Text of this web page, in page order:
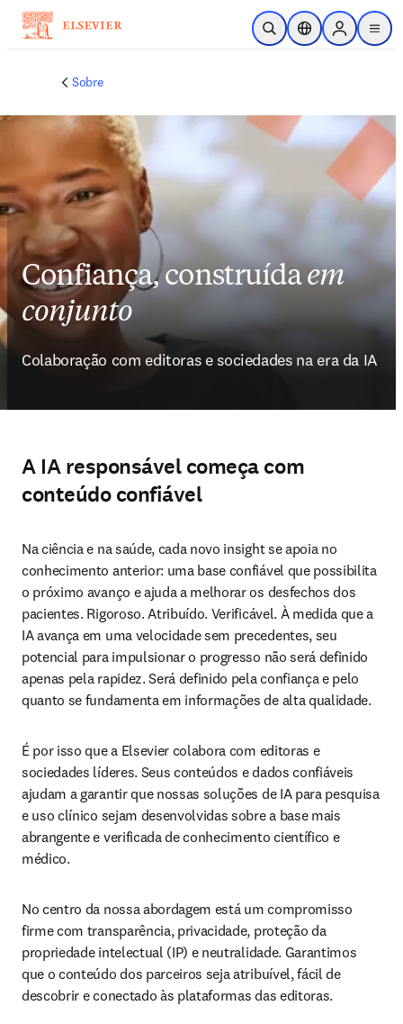
Ir para o conteúdo principal
Pesquisa aberta
Seletor deSign in to
menu
Sobre
Confiança, construídaem
conjunto
Colaboração com editoras e sociedades na era da IA
A IA responsável começa com
conteúdo confiável
Na ciência e na saúde, cada novo insight se apoia no
conhecimento anterior: uma base confiável que possibilita
o próximo avanço e ajuda a melhorar os desfechos dos
pacientes. Rigoroso. Atribuído. Verificável. À medida que a
IA avança em uma velocidade sem precedentes, seu
potencial para impulsionar o progresso não será definido
apenas pela rapidez. Será definido pela confiança e pelo
quanto se fundamenta em informações de alta qualidade.
É por isso que a Elsevier colabora com editoras e
sociedades líderes. Seus conteúdos e dados confiáveis
ajudam a garantir que nossas soluções de IA para pesquisa
e uso clínico sejam desenvolvidas sobre a base mais
abrangente e verificada de conhecimento científico e
médico.
No centro da nossa abordagem está um compromisso
firme com transparência, privacidade, proteção da
propriedade intelectual (IP) e neutralidade. Garantimos
que o conteúdo dos parceiros seja atribuível, fácil de
descobrir e conectado às plataformas das editoras.